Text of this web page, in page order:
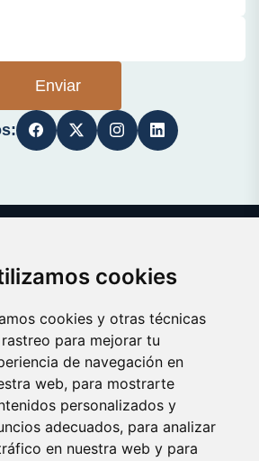
cookies
cookies y otras técnicas
para mejorar tu
de navegación en
web, para mostrarte
personalizados y
adecuados, para analizar
en nuestra web y para
Enviar